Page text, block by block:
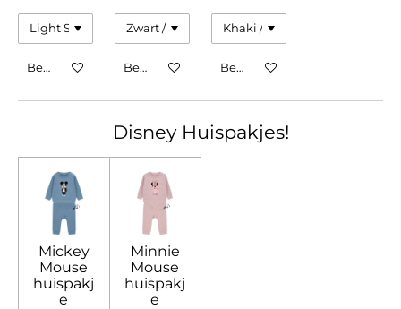
Bekijk details Bekijk details Bekijk details
Disney Huispakjes!
Mickey
Mouse
huispakj
e
Minnie
Mouse
huispakj
e